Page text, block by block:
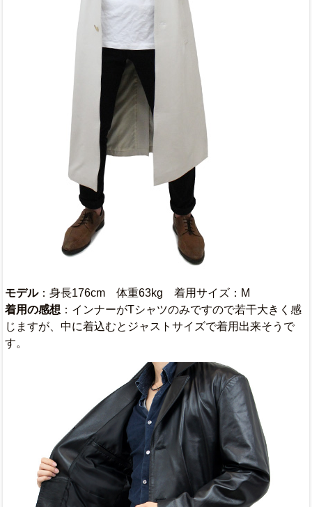
モデル：身長176cm 体重63kg 着用サイズ：M
着用の感想 ：インナーがTシャツのみですので若干大きく感
じますが、中に着込むとジャストサイズで着用出来そうで
す。